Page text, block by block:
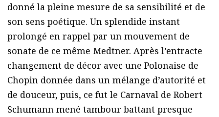
donné la pleine mesure de sa sensibilité et de
son sens poétique. Un splendide instant
prolongé en rappel par un mouvement de
sonate de ce même Medtner. Après l’entracte
changement de décor avec une Polonaise de
Chopin donnée dans un mélange d’autorité et
de douceur, puis, ce fut le Carnaval de Robert
Schumann mené tambour battant presque